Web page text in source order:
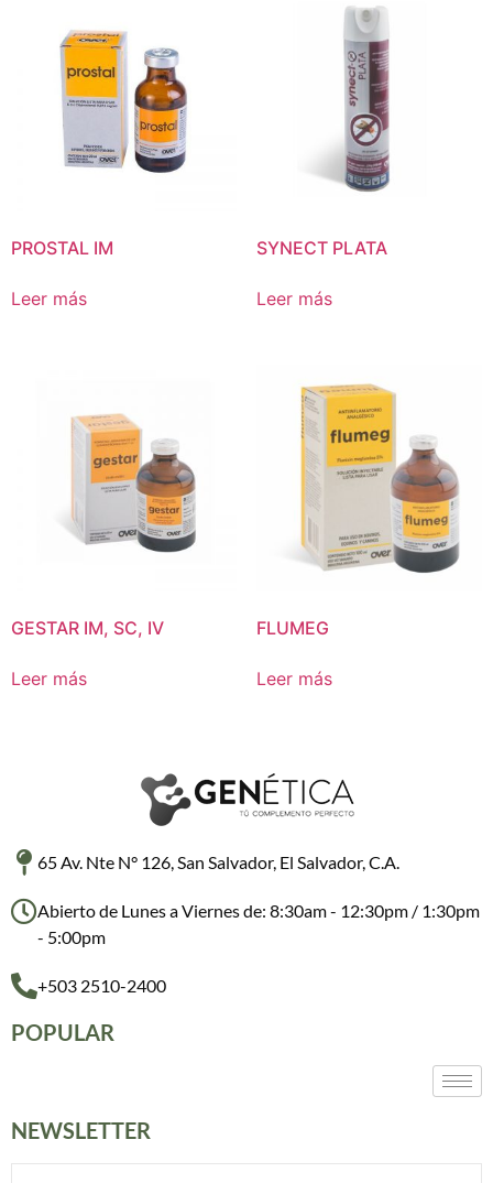
PROSTAL IM
Leer más
SYNECT PLATA
Leer más
GESTAR IM, SC, IV
Leer más
FLUMEG
Leer más
65 Av. Nte N° 126, San Salvador, El Salvador, C.A.
Abierto de Lunes a Viernes de: 8:30am - 12:30pm / 1:30pm
- 5:00pm
+503 2510-2400
POPULAR
NEWSLETTER